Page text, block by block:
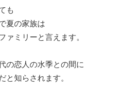
も
夏の家族は
ァミリーと言えます。
の恋人の水季との間に
と知らされます。